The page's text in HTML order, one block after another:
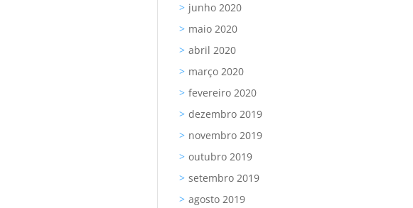
junho 2020
maio 2020
abril 2020
março 2020
fevereiro 2020
dezembro 2019
novembro 2019
outubro 2019
setembro 2019
agosto 2019